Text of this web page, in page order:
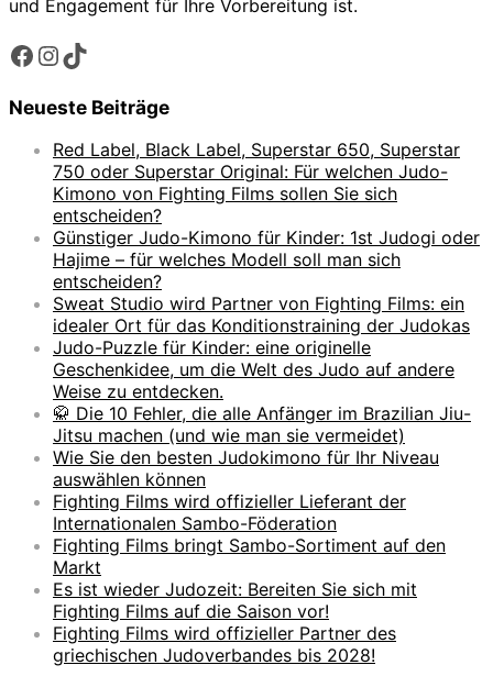
und Engagement für Ihre Vorbereitung ist.
Facebook
Instagram
TikTok
Neueste Beiträge
Red Label, Black Label, Superstar 650, Superstar
750 oder Superstar Original: Für welchen Judo-
Kimono von Fighting Films sollen Sie sich
entscheiden?
Günstiger Judo-Kimono für Kinder: 1st Judogi oder
Hajime – für welches Modell soll man sich
entscheiden?
Sweat Studio wird Partner von Fighting Films: ein
idealer Ort für das Konditionstraining der Judokas
Judo-Puzzle für Kinder: eine originelle
Geschenkidee, um die Welt des Judo auf andere
Weise zu entdecken.
🥋 Die 10 Fehler, die alle Anfänger im Brazilian Jiu-
Jitsu machen (und wie man sie vermeidet)
Wie Sie den besten Judokimono für Ihr Niveau
auswählen können
Fighting Films wird offizieller Lieferant der
Internationalen Sambo-Föderation
Fighting Films bringt Sambo-Sortiment auf den
Markt
Es ist wieder Judozeit: Bereiten Sie sich mit
Fighting Films auf die Saison vor!
Fighting Films wird offizieller Partner des
griechischen Judoverbandes bis 2028!